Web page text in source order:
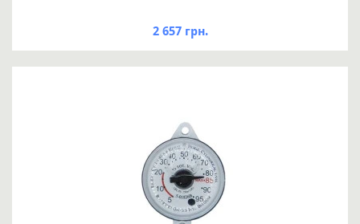
2 657 грн.